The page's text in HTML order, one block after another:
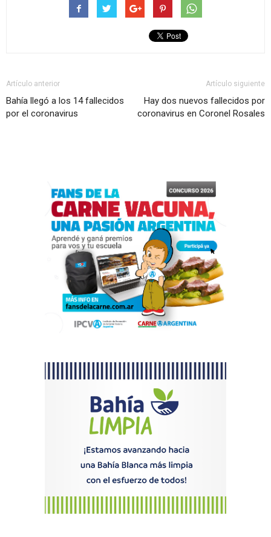
Artículo anterior
Bahía llegó a los 14 fallecidos
por el coronavirus
Artículo siguiente
Hay dos nuevos fallecidos por
coronavirus en Coronel Rosales